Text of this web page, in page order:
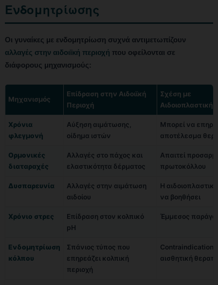
Ενδομητρίωσης
Οι γυναίκες με ενδομητρίωση συχνά αντιμετωπίζουν
αλλαγές στην αιδοιϊκή περιοχή που οφείλονται σε
διάφορους μηχανισμούς:
Μηχανισμός
Επίδραση στην Αιδοιϊκή
Περιοχή
Σχέση με
Αιδοιοπλαστική
Χρόνια
φλεγμονή
Αύξηση αιμάτωσης,
οίδημα ιστών
Μπορεί να
αποτέλεσμα
Ορμονικές
διαταραχές
Αλλαγές στο πάχος και
ελαστικότητα δέρματος
Απαιτεί
πρωτοκόλλου
Δυσπαρευνία
Αλλαγές στην αιμάτωση
αιδοίου
Η
να βοηθήσει
Χρόνιο στρες
Επίδραση στον κολπικό
pH
Έμμεσος
Ενδομητρίωση
κόλπου
Σπάνιος τύπος που
επηρεάζει κολπική
περιοχή
Contraindication
αισθητική